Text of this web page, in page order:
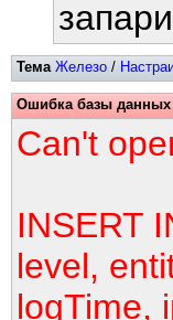
Тема Железо /
Ошибка базы данных
Can't
INSERT
level,
logTime,